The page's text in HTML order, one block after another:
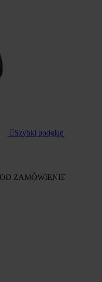
 Szybki podgląd
ZAMÓWIENIE